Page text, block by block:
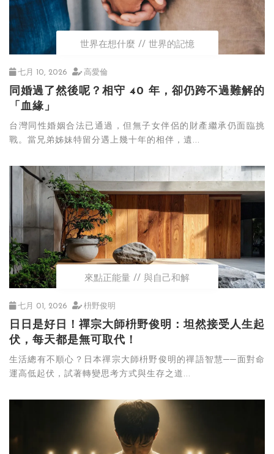
世界在想什麼 世界的記憶
七月 10, 2026 高愛倫
同婚過了然後呢？相守 40 年，卻仍跨不過難解的
「血緣」
台灣同性婚姻合法已通過，但無子女伴侶的財產繼承仍面臨挑
戰。當兄弟姊妹特留分遇上幾十年的相伴，遺...
來點正能量 與自己和解
七月 01, 2026 枡野俊明
日日是好日！禪宗大師枡野俊明：坦然接受人生起
伏，每天都是無可取代！
生活總有不順心？日本禪宗大師枡野俊明的禪語智慧──面對命
運高低起伏，試著轉變思考方式與生存之道...